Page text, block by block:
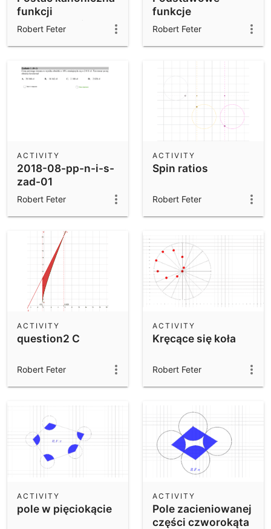
funkcji
kwadratowej
Robert Feter
funkcje
Robert Feter
2018-08-pp-n-i-s-
zad-01
ACTIVITY
Robert Feter
Spin ratios
ACTIVITY
Robert Feter
question2 C
ACTIVITY
Robert Feter
Kręcące się koła
ACTIVITY
Robert Feter
pole w pięciokącie
ACTIVITY
Pole zacieniowanej
części czworokąta
ACTIVITY